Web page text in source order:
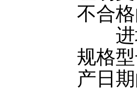
不合
进场
规格
产日